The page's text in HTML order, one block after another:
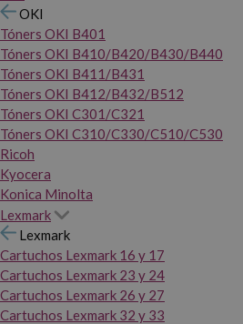
OKI
Tóners OKI B401
Tóners OKI B410/B420/B430/B440
Tóners OKI B411/B431
Tóners OKI B412/B432/B512
Tóners OKI C301/C321
Tóners OKI C310/C330/C510/C530
Ricoh
Kyocera
Konica Minolta
Lexmark
Lexmark
Cartuchos Lexmark 16 y 17
Cartuchos Lexmark 23 y 24
Cartuchos Lexmark 26 y 27
Cartuchos Lexmark 32 y 33